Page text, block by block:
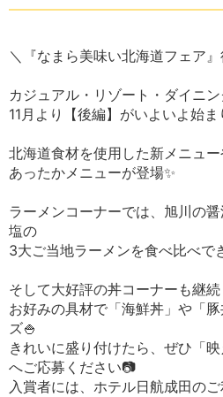
＼『なまら美味い北海道フェア
カジュアル・リゾート・ダイニン
11月より【後編】がいよいよ始ま
北海道食材を使用した新メニュ
あったかメニューが登場✨
ラーメンコーナーでは、旭川の
塩の
3大ご当地ラーメンを食べ比べで
そして大好評の丼コーナーも継続
お好みの具材で「海鮮丼」や「
ズ🍚
きれいに盛り付けたら、ぜひ「映
へご応募ください📷
入賞者には、ホテル日航成田の